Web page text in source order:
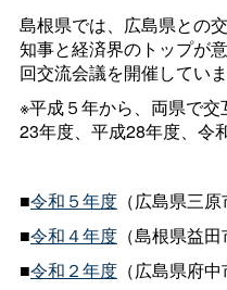
島根県では、広島県との
知事と経済界のトップが
回交流会議を開催していま
※平成５年から、両県で
23年度、平成28年度、令
■令和５年度（広島県三
■令和４年度（島根県益
■令和２年度（広島県府